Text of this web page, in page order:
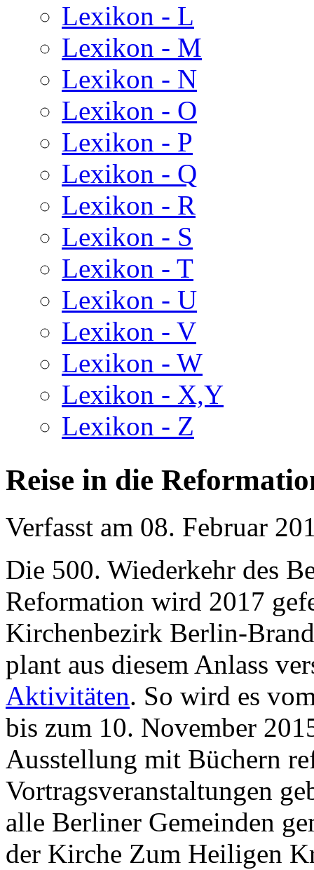
Lexikon - L
Lexikon - M
Lexikon - N
Lexikon - O
Lexikon - P
Lexikon - Q
Lexikon - R
Lexikon - S
Lexikon - T
Lexikon - U
Lexikon - V
Lexikon - W
Lexikon - X,Y
Lexikon - Z
Reise in die
Verfasst am 08. Februar
Die 500. Wiederkehr des
Reformation wird 2017
Kirchenbezirk Berlin-
plant aus diesem Anlass
Aktivitäten. So wird es
bis zum 10. November
Ausstellung mit Büchern
Vortragsveranstaltungen
alle Berliner Gemeinden
der Kirche Zum Heiligen